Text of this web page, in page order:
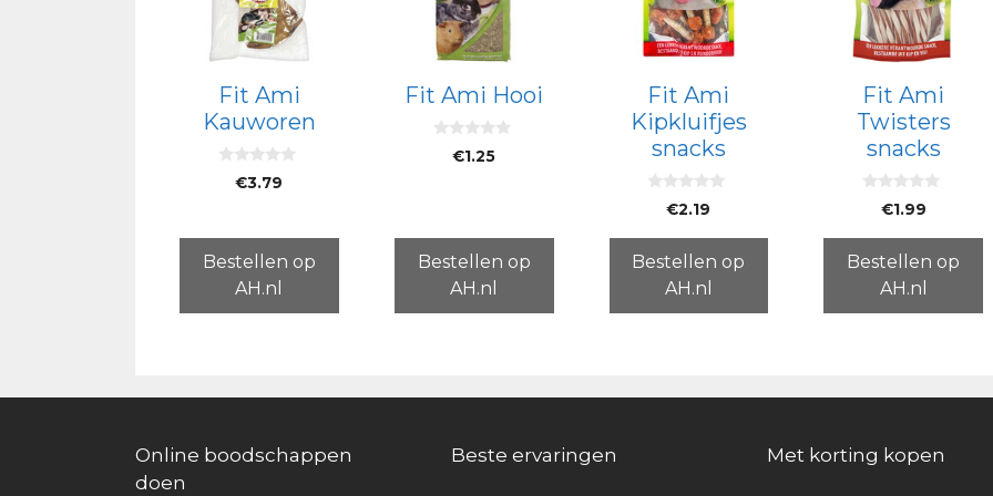
Fit Ami
Kauworen
€3.79
Bestellen op
AH.nl
Fit Ami Hooi
€1.25
Bestellen op
AH.nl
Fit Ami
Kipkluifjes
snacks
5
€2.19
Bestellen op
AH.nl
Fit Ami
Twisters
snacks
5
€1.99
Bestellen op
AH.nl
Online boodschappen
doen
Beste ervaringen Met korting kopen